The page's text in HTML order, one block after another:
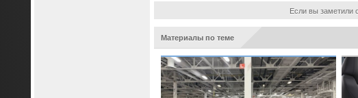
Если вы заметили
Материалы по теме